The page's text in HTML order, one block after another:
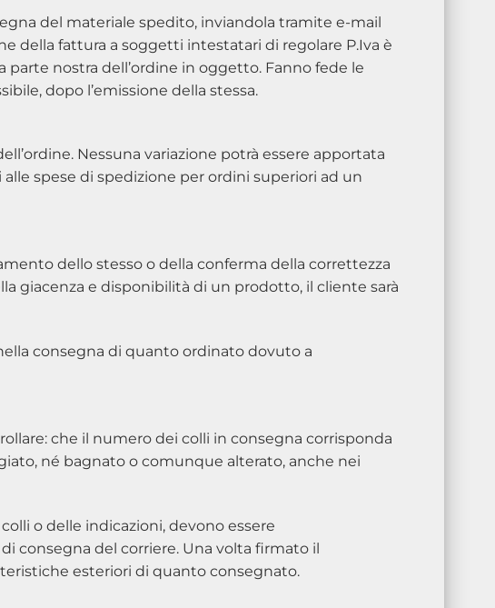
del materiale spedito, inviandola tramite e-mail
della fattura a soggetti intestatari di regolare P.Iva è
nostra dell’ordine in oggetto. Fanno fede le
dopo l’emissione della stessa.
Nessuna variazione potrà essere apportata
spese di spedizione per ordini superiori ad un
dello stesso o della conferma della correttezza
giacenza e disponibilità di un prodotto, il cliente sarà
consegna di quanto ordinato dovuto a
che il numero dei colli in consegna corrisponda
né bagnato o comunque alterato, anche nei
o delle indicazioni, devono essere
consegna del corriere. Una volta firmato il
esteriori di quanto consegnato.